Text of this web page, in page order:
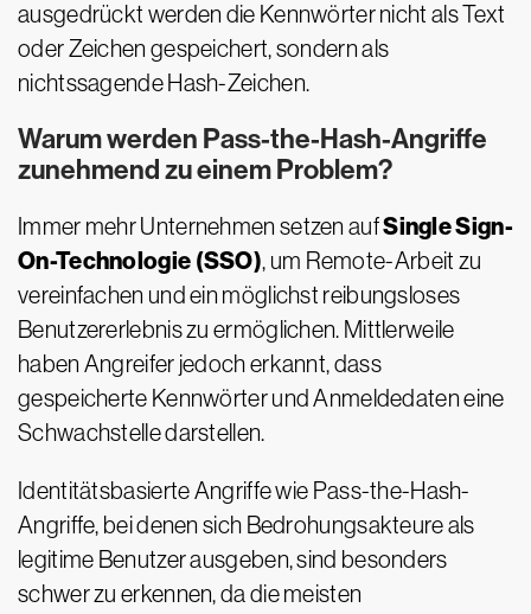
ausgedrückt werden die Kennwörter nicht als Text
oder Zeichen gespeichert, sondern als
nichtssagende Hash-Zeichen.
Warum werden Pass-the-Hash-Angriffe
zunehmend zu einem Problem?
Immer mehr Unternehmen setzen aufSingle Sign-
On-Technologie (SSO), um Remote-Arbeit zu
vereinfachen und ein möglichst reibungsloses
Benutzererlebnis zu ermöglichen. Mittlerweile
haben Angreifer jedoch erkannt, dass
gespeicherte Kennwörter und Anmeldedaten eine
Schwachstelle darstellen.
Identitätsbasierte Angriffe wie Pass-the-Hash-
Angriffe, bei denen sich Bedrohungsakteure als
legitime Benutzer ausgeben, sind besonders
schwer zu erkennen, da die meisten